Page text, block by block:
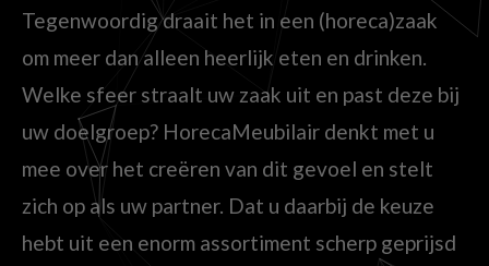
Tegenwoordig draait het in een (horeca)zaak
om meer dan alleen heerlijk eten en drinken.
Welke sfeer straalt uw zaak uit en past deze bij
uw doelgroep? HorecaMeubilair denkt met u
mee over het creëren van dit gevoel en stelt
zich op als uw partner. Dat u daarbij de keuze
hebt uit een enorm assortiment scherp geprijsd